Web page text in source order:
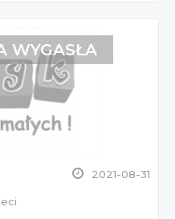
2021-08-31
WYGASŁA